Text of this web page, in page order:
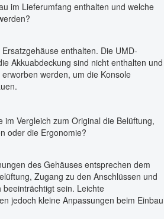
im Lieferumfang enthalten und welche
enthalten. Die UMD-
Akkuabdeckung sind nicht enthalten und
werden, um die Konsole
im Vergleich zum Original die Belüftung,
oder die Ergonomie?
des Gehäuses entsprechen dem
Zugang zu den Anschlüssen und
sein. Leichte
jedoch kleine Anpassungen beim Einbau